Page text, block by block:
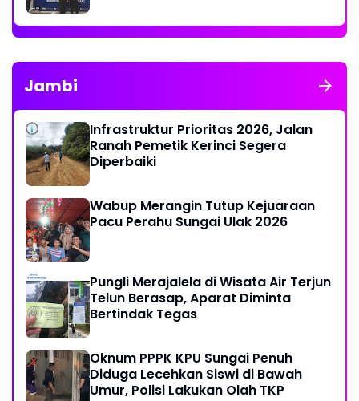
Jambi
Infrastruktur Prioritas 2026, Jalan
Ranah Pemetik Kerinci Segera
Diperbaiki
Wabup Merangin Tutup Kejuaraan
Pacu Perahu Sungai Ulak 2026
Pungli Merajalela di Wisata Air Terjun
Telun Berasap, Aparat Diminta
Bertindak Tegas
Oknum PPPK KPU Sungai Penuh
Diduga Lecehkan Siswi di Bawah
Umur, Polisi Lakukan Olah TKP